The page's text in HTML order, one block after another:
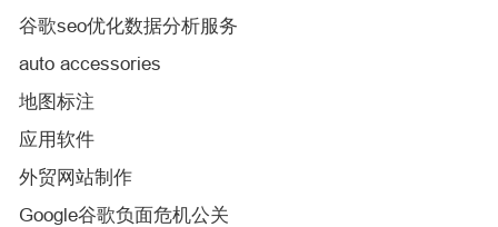
谷歌seo优化数据分析服务
auto accessories
地图标注
应用软件
外贸网站制作
Google谷歌负面危机公关